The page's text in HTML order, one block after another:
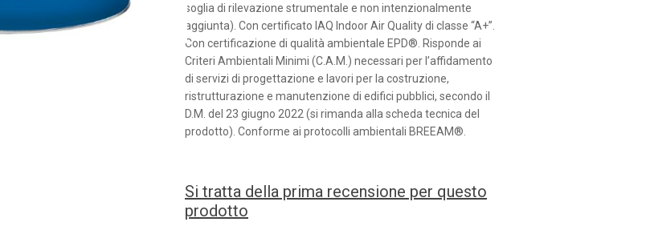
soglia di rilevazione strumentale e non intenzionalmente
aggiunta). Con certificato IAQ Indoor Air Quality di classe “A+”.
Con certificazione di qualità ambientale EPD®. Risponde ai
Criteri Ambientali Minimi (C.A.M.) necessari per l’affidamento
di servizi di progettazione e lavori per la costruzione,
ristrutturazione e manutenzione di edifici pubblici, secondo il
D.M. del 23 giugno 2022 (si rimanda alla scheda tecnica del
prodotto). Conforme ai protocolli ambientali BREEAM®.
Si tratta della prima recensione per questo
prodotto